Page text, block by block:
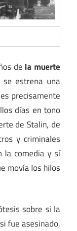
de la muerte
se estrena una
precisamente
días en tono
de Stalin, de
y criminales
la comedia y sí
movía los hilos
sobre si la
fue asesinado,